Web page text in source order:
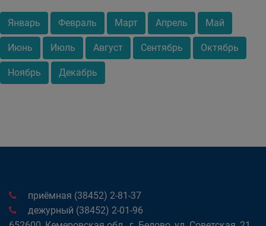
Январь Февраль Март Апрель Май
Июнь Июль Август Сентябрь Октябрь
Ноябрь Декабрь
приёмная (38452) 2-81-37
дежурный (38452) 2-01-96